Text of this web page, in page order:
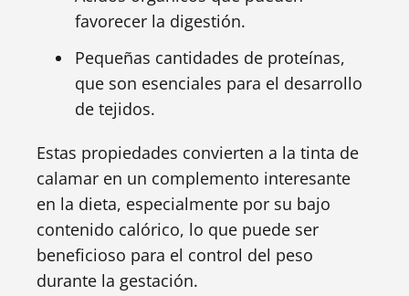
favorecer la digestión.
Pequeñas cantidades de proteínas,
que son esenciales para el desarrollo
de tejidos.
Estas propiedades convierten a la tinta de
calamar en un complemento interesante
en la dieta, especialmente por su bajo
contenido calórico, lo que puede ser
beneficioso para el control del peso
durante la gestación.